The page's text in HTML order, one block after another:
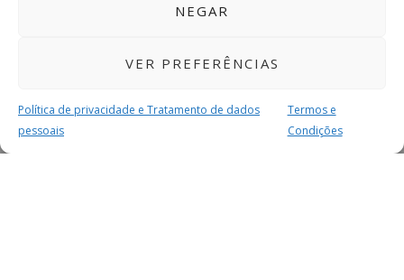
NEGAR
VER PREFERÊNCIAS
Política de privacidade e Tratamento de dados
pessoais
Termos e
Condições